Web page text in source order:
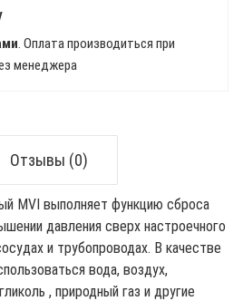
. Оплата производиться при
менеджера
Отзывы (0)
MVI выполняет функцию сброса
давления сверх настроечного
и трубопроводах. В качестве
вода, воздух,
, природный газ и другие